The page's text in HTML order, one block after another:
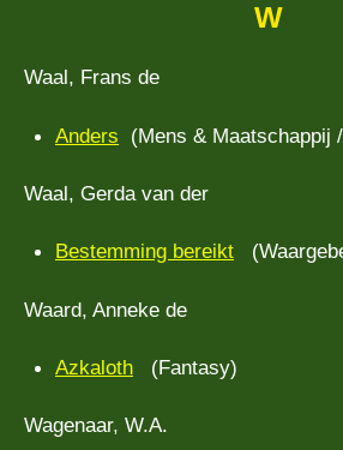
W
Waal, Frans de
Anders (Mens & Maatschappij
Waal, Gerda van der
Bestemming bereikt
Waard, Anneke de
Azkaloth (Fantasy)
Wagenaar, W.A.